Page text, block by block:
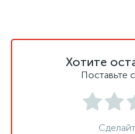
Хотите
Поставьте